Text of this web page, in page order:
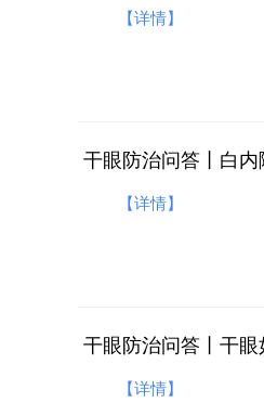
【详情】
干眼防治问答丨白
【详情】
干眼防治问答丨干眼
【详情】